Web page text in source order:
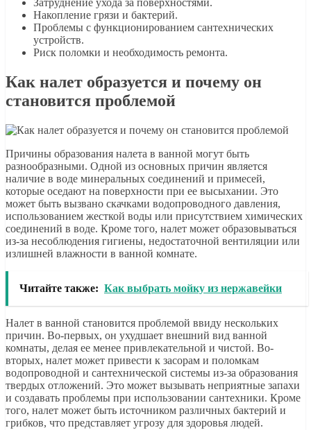
Затруднение ухода за поверхностями.
Накопление грязи и бактерий.
Проблемы с функционированием сантехнических
устройств.
Риск поломки и необходимость ремонта.
Как налет образуется и почему он
становится проблемой
Причины образования налета в ванной могут быть
разнообразными. Одной из основных причин является
наличие в воде минеральных соединений и примесей,
которые оседают на поверхности при ее высыхании. Это
может быть вызвано скачками водопроводного давления,
использованием жесткой воды или присутствием химических
соединений в воде. Кроме того, налет может образовываться
из-за несоблюдения гигиены, недостаточной вентиляции или
излишней влажности в ванной комнате.
Читайте также: Как выбрать мойку из нержавейки
Налет в ванной становится проблемой ввиду нескольких
причин. Во-первых, он ухудшает внешний вид ванной
комнаты, делая ее менее привлекательной и чистой. Во-
вторых, налет может привести к засорам и поломкам
водопроводной и сантехнической системы из-за образования
твердых отложений. Это может вызывать неприятные запахи
и создавать проблемы при использовании сантехники. Кроме
того, налет может быть источником различных бактерий и
грибков, что представляет угрозу для здоровья людей.